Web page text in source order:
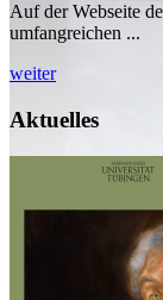
Auf der Webseite
umfangreichen ...
weiter
Aktuelles